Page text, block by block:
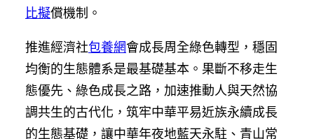
比擬償機制。
推進經濟社包養網會成長周全綠色轉型，穩固
均衡的生態體系是最基礎基本。果斷不移走生
態優先、綠色成長之路，加速推動人與天然協
調共生的古代化，筑牢中華平易近族永續成長
的生態基礎，讓中華年夜地藍天永駐、青山常